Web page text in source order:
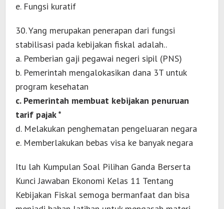
e. Fungsi kuratif
30. Yang merupakan penerapan dari fungsi
stabilisasi pada kebijakan fiskal adalah..
a. Pemberian gaji pegawai negeri sipil (PNS)
b. Pemerintah mengalokasikan dana 3T untuk
program kesehatan
c. Pemerintah membuat kebijakan penuruan
tarif pajak *
d. Melakukan penghematan pengeluaran negara
e. Memberlakukan bebas visa ke banyak negara
Itu lah Kumpulan Soal Pilihan Ganda Berserta
Kunci Jawaban Ekonomi Kelas 11 Tentang
Kebijakan Fiskal semoga bermanfaat dan bisa